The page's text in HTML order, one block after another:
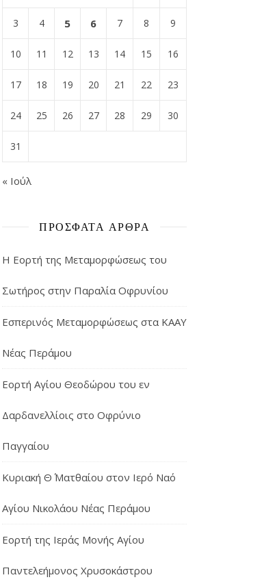
3 4 5 6 7 8 9
10 11 12 13 14 15 16
17 18 19 20 21 22 23
24 25 26 27 28 29 30
31
« Ιούλ
ΠΡΌΣΦΑΤΑ ΆΡΘΡΑ
Η Εορτή της Μεταμορφώσεως του
Σωτήρος στην Παραλία Οφρυνίου
Εσπερινός Μεταμορφώσεως στα ΚΑΑΥ
Νέας Περάμου
Εορτή Αγίου Θεοδώρου του εν
Δαρδανελλίοις στο Οφρύνιο
Παγγαίου
Κυριακή Θ΄ Ματθαίου στον Ιερό Ναό
Αγίου Νικολάου Νέας Περάμου
Εορτή της Ιεράς Μονής Αγίου
Παντελεήμονος Χρυσοκάστρου